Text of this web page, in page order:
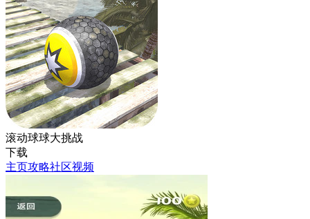
滚动球球大挑战
下载
主页攻略社区视频